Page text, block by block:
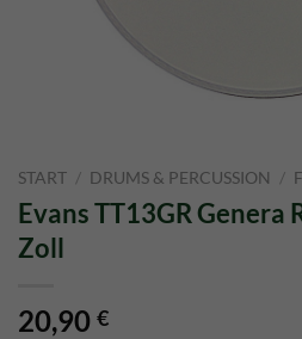
START / DRUMS & PERCUSSION /
Evans TT13GR Genera
Zoll
20,90 €